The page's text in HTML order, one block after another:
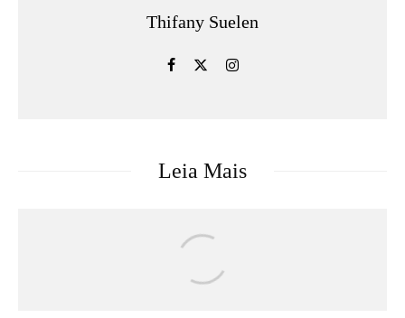
Thifany Suelen
Leia Mais
Uma Loja Para Assassinos: Relembre a
primeira temporada do k-drama e saiba o